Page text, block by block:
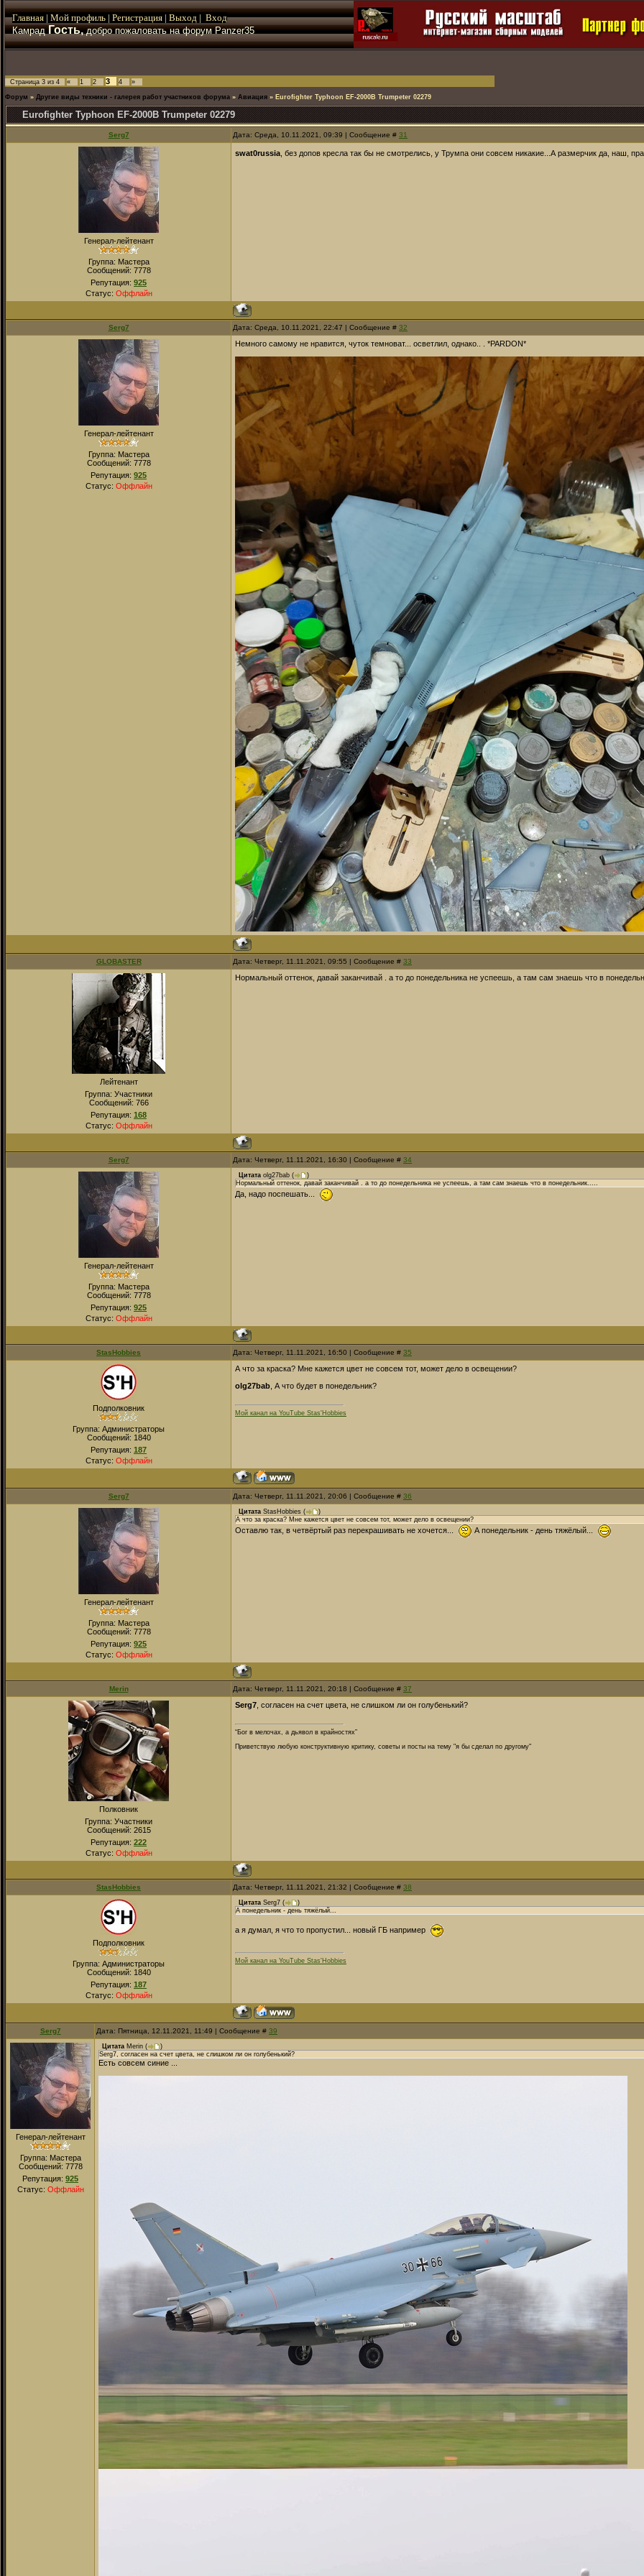
Главная | Мой профиль | Регистрация | Выход | Вход
КамрадГость,добро пожаловать на форум Panzer35
Страница 3 из 4 « 1 2 3 4 »
Форум » Другие виды техники - галерея работ участников форума » Авиация » Eurofighter Typhoon EF-2000B Trumpeter 02279
Eurofighter Typhoon EF-2000B Trumpeter 02279
Serg7 Дата: Среда, 10.11.2021, 09:39 | Сообщение # 31
Генерал-лейтенант
Группа: Мастера
Сообщений: 7778
Репутация: 925
Статус: Оффлайн
swat0russia , без допов кресла так бы не смотрелись, у Трумпа они совсем никакие...А размерчик да, наш,
Serg7 Дата: Среда, 10.11.2021, 22:47 | Сообщение # 32
Генерал-лейтенант
Группа: Мастера
Сообщений: 7778
Репутация: 925
Статус: Оффлайн
Немного самому не нравится, чуток темноват... осветлил, однако.. . *PARDON*
GLOBASTER Дата: Четверг, 11.11.2021, 09:55 | Сообщение # 33
Лейтенант
Группа: Участники
Сообщений: 766
Репутация: 168
Статус: Оффлайн
Нормальный оттенок, давай заканчивай . а то до понедельника не успеешь, а там сам знаешь что в
Serg7 Дата: Четверг, 11.11.2021, 16:30 | Сообщение # 34
Генерал-лейтенант
Группа: Мастера
Сообщений: 7778
Репутация: 925
Статус: Оффлайн
Цитата olg27bab (
)
Нормальный оттенок, давай заканчивай . а то до понедельника не успеешь, а там сам знаешь что в понедельник.....
Да, надо поспешать...
StasHobbies Дата: Четверг, 11.11.2021, 16:50 | Сообщение # 35
Подполковник
Группа: Администраторы
Сообщений: 1840
Репутация: 187
Статус: Оффлайн
А что за краска? Мне кажется цвет не совсем тот, может дело в освещении?
olg27bab , А что будет в понедельник?
Мой канал на YouTube Stas'Hobbies
Serg7 Дата: Четверг, 11.11.2021, 20:06 | Сообщение # 36
Генерал-лейтенант
Группа: Мастера
Сообщений: 7778
Репутация: 925
Статус: Оффлайн
Цитата StasHobbies (
)
А что за краска? Мне кажется цвет не совсем тот, может дело в освещении?
Оставлю так, в четвёртый раз перекрашивать не хочется... А понедельник - день тяжёлый...
Merin Дата: Четверг, 11.11.2021, 20:18 | Сообщение # 37
Полковник
Группа: Участники
Сообщений: 2615
Репутация: 222
Статус: Оффлайн
Serg7 , согласен на счет цвета, не слишком ли он голубенький?
“Бог в мелочах, а дьявол в крайностях”
Приветствую любую конструктивную критику, советы и посты на тему "я бы сделал по другому"
StasHobbies Дата: Четверг, 11.11.2021, 21:32 | Сообщение # 38
Подполковник
Группа: Администраторы
Сообщений: 1840
Репутация: 187
Статус: Оффлайн
Цитата Serg7 (
)
А понедельник - день тяжёлый...
а я думал, я что то пропустил... новый ГБ например
Мой канал на YouTube Stas'Hobbies
Serg7 Дата: Пятница, 12.11.2021, 11:49 | Сообщение # 39
Генерал-лейтенант
Группа: Мастера
Сообщений: 7778
Репутация: 925
Статус: Оффлайн
Цитата Merin (
)
Serg7, согласен на счет цвета, не слишком ли он голубенький?
Есть совсем синие ...